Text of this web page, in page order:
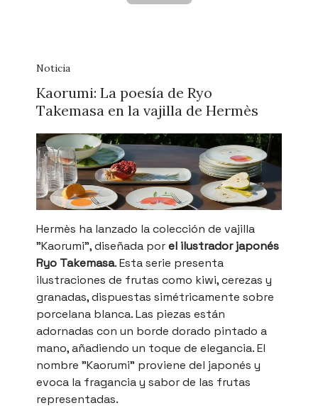
Noticia
Kaorumi: La poesía de Ryo
Takemasa en la vajilla de Hermès
Hermès ha lanzado la colección de vajilla
"Kaorumi", diseñada porel ilustrador japonés
Ryo Takemasa. Esta serie presenta
ilustraciones de frutas como kiwi, cerezas y
granadas, dispuestas simétricamente sobre
porcelana blanca. Las piezas están
adornadas con un borde dorado pintado a
mano, añadiendo un toque de elegancia. El
nombre "Kaorumi" proviene del japonés y
evoca la fragancia y sabor de las frutas
representadas.